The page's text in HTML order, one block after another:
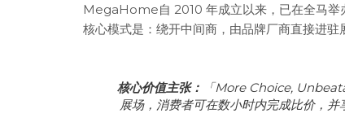
MegaHome自 2010 年成立以来，已在全马
核心模式是：绕开中间商，由品牌厂商直接进驻
核心价值主张：
「More Choice,
展场，消费者可在数小时内完成比价，